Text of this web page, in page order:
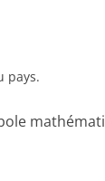
pays.